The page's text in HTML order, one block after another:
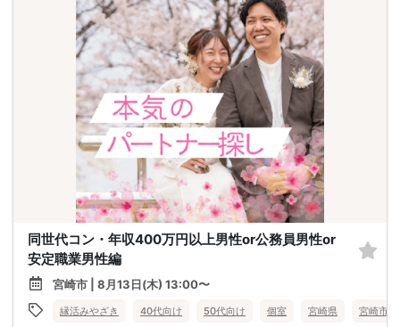
同世代コン・年収400万円以上男性or公務員男性or
安定職業男性編
宮崎市 | 8月13日(木) 13:00〜
縁活みやざき 40代向け 50代向け 個室 宮崎県 宮崎市